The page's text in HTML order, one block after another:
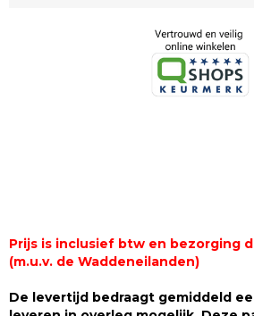
Prijs is inclusief btw en bezorging
(m.u.v. de Waddeneilanden)
De levertijd bedraagt gemiddeld